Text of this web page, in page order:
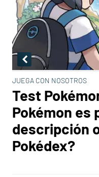
JUEGA CON NOSOTROS
Test
Pokémon es
descripción
Pokédex?